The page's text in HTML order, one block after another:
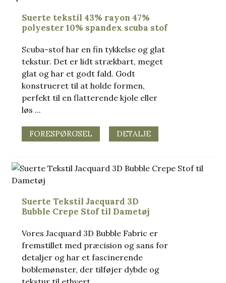
Suerte tekstil 43% rayon 47%
polyester 10% spandex scuba stof
Scuba-stof har en fin tykkelse og glat
tekstur. Det er lidt strækbart, meget
glat og har et godt fald. Godt
konstrueret til at holde formen,
perfekt til en flatterende kjole eller
løs ...
FORESPØRGSEL DETALJE
Suerte Tekstil Jacquard 3D
Bubble Crepe Stof til Dametøj
Vores Jacquard 3D Bubble Fabric er
fremstillet med præcision og sans for
detaljer og har et fascinerende
boblemønster, der tilføjer dybde og